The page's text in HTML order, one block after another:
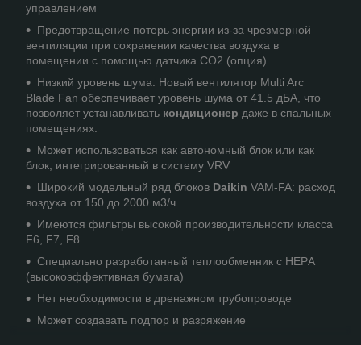
управлением
Предотвращение потерь энергии из-за чрезмерной
вентиляции при сохранении качества воздуха в
помещении с помощью датчика CO2 (опция)
Низкий уровень шума. Новый вентилятор Multi Arc
Blade Fan обеспечивает уровень шума от 41.5 дБА, что
позволяет устанавливать кондиционер даже в спальных
помещениях.
Может использоваться как автономный блок или как
блок, интегрированный в систему VRV
Широкий модельный ряд блоков Daikin VAM-FA: расход
воздуха от 150 до 2000 м3/ч
Имеются фильтры высокой производительности класса
F6, F7, F8
Специально разработанный теплообменник с HEPА
(высокоэффективная бумага)
Нет необходимости в дренажном трубопроводе
Может создавать подпор и разряжение